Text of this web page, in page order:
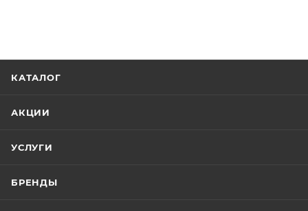
КАТАЛОГ
АКЦИИ
УСЛУГИ
БРЕНДЫ